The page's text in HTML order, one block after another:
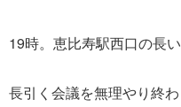
19時。恵比寿駅西口の長
長引く会議を無理やり終